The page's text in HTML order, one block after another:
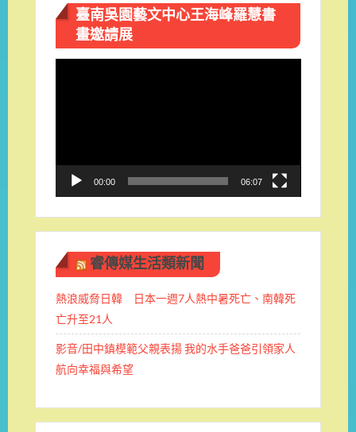
臺南吳園藝文中心王海峰羅慧書
畫邀請展
00:00 06:07
睿傳媒生活類新聞
熱浪威脅日韓 日本一週7人熱中暑死亡、南韓死
亡升至21人
影音/田中鎮模範父親表揚 我的水手爸爸引領家人
航向幸福與希望